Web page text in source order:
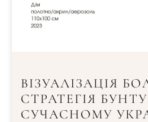
ВІЗУАЛІЗАЦІЯ
СТРАТЕГІЯ
СУЧАСНОМУ